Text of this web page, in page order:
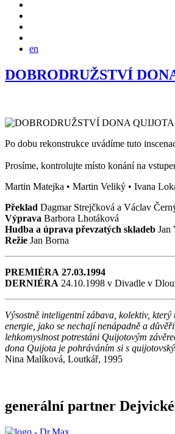
en
DOBRODRUŽSTVÍ
Po dobu rekonstrukce uvádíme tuto
Prosíme, kontrolujte místo konání na
Martin Matejka • Martin Veliký • Ivana
Překlad Dagmar Strejčková a Václav
Výprava Barbora Lhotáková
Hudba a úprava převzatých skladeb Jan
Režie Jan Borna
PREMIÉRA 27.03.1994
DERNIÉRA 24.10.1998 v Divadle v
Výsostně inteligentní zábava, kolektiv,
energie, jako se nechají nenápadně a
lehkomyslnost potrestáni Quijotovým
dona Quijota je pohráváním si s
Nina Malíková, Loutkář, 1995
generální partner